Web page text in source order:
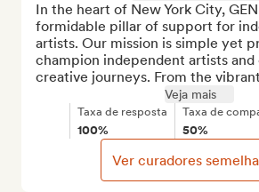
In the heart of New York City,
formidable pillar of support for
artists. Our mission is simple yet
champion independent artists
creative journeys. From the
Veja mais
Taxa de resposta
100%
Taxa de
50%
Ver curadores